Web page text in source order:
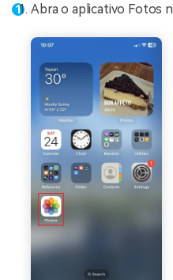
Abra o aplicativo Fotos